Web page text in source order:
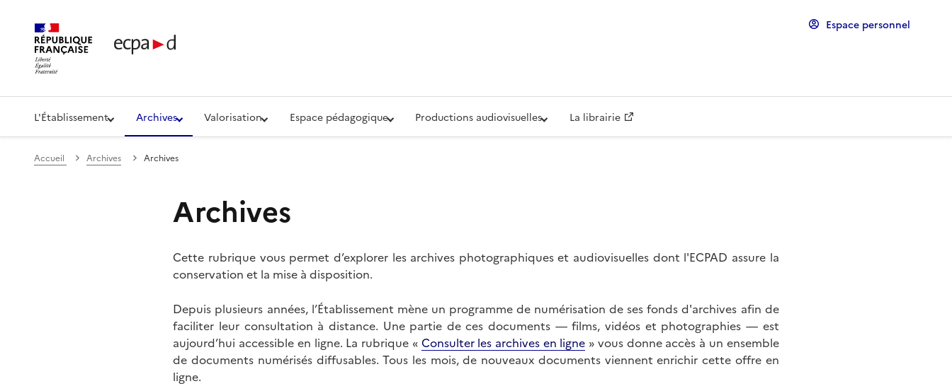
Établissement de communication et de production audiovisuelle de la Défense (ECPAD) Espace personnel
L'Établissement Archives Valorisation Espace pédagogique Productions audiovisuelles La librairie
Accueil Archives Archives
Archives
Cette rubrique vous permet d’explorer les archives photographiques et audiovisuelles dont l'ECPAD assure la
conservation et la mise à disposition.
Depuis plusieurs années, l’Établissement mène un programme de numérisation de ses fonds d'archives afin de
faciliter leur consultation à distance. Une partie de ces documents — films, vidéos et photographies — est
aujourd’hui accessible en ligne. La rubrique « Consulter les archives en ligne » vous donne accès à un ensemble
de documents numérisés diffusables. Tous les mois, de nouveaux documents viennent enrichir cette offre en
ligne.